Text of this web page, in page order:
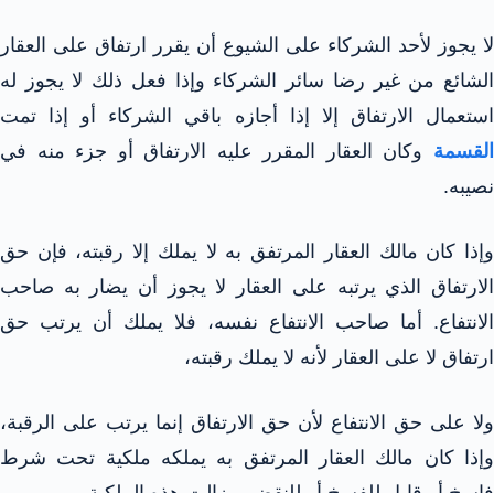
لا يجوز لأحد الشركاء على الشيوع أن يقرر ارتفاق على العقار
الشائع من غير رضا سائر الشركاء وإذا فعل ذلك لا يجوز له
استعمال الارتفاق إلا إذا أجازه باقي الشركاء أو إذا تمت
القسمة وكان العقار المقرر عليه الارتفاق أو جزء منه في
نصيبه.
وإذا كان مالك العقار المرتفق به لا يملك إلا رقبته، فإن حق
الارتفاق الذي يرتبه على العقار لا يجوز أن يضار به صاحب
الانتفاع. أما صاحب الانتفاع نفسه، فلا يملك أن يرتب حق
ارتفاق لا على العقار لأنه لا يملك رقبته،
ولا على حق الانتفاع لأن حق الارتفاق إنما يرتب على الرقبة،
وإذا كان مالك العقار المرتفق به يملكه ملكية تحت شرط